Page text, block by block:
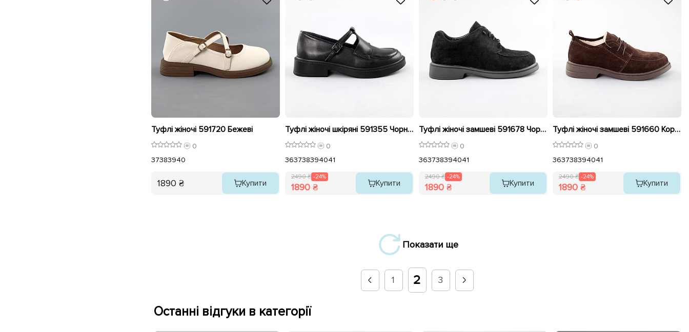
Туфлі жіночі 591720 Бежеві
0
37383940
1890 ₴ Купити
Туфлі жіночі шкіряні 591355 Чорні розпродаж
0
363738394041
2490 ₴ -24%
1890 ₴ Купити
Туфлі жіночі замшеві 591678 Чорні розпродаж
0
363738394041
2490 ₴ -24%
1890 ₴ Купити
Туфлі жіночі замшеві 591660 Коричневі розпродаж
0
363738394041
2490 ₴ -24%
1890 ₴ Купити
Показати ще
1 2 3
Останні відгуки в категорії